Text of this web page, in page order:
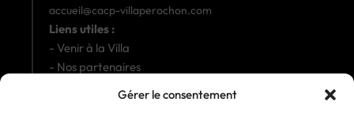
Gérer le consentement
accueil@cacp-villaperochon.com
Liens utiles :
- Venir à la Villa
- Nos partenaires
La Villa Pérochon est accessible aux personnes à
mobilité réduite